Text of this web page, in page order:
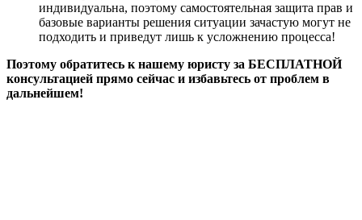
индивидуальна, поэтому самостоятельная защита прав и
базовые варианты решения ситуации зачастую могут не
подходить и приведут лишь к усложнению процесса!
Поэтому обратитесь к нашему юристу за БЕСПЛАТНОЙ
консультацией прямо сейчас и избавьтесь от проблем в
дальнейшем!